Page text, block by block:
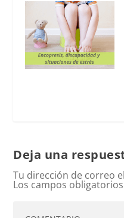
Deja una
Tu dirección de correo
Los campos